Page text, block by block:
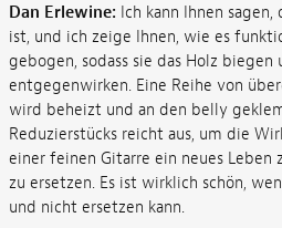
Dan Erlewine: Ich kann Ihnen sagen,
ist, und ich zeige Ihnen, wie es
gebogen, sodass sie das Holz
entgegenwirken. Eine Reihe von
wird beheizt und an den belly
Reduzierstücks reicht aus, um die
einer feinen Gitarre ein neues Leben
zu ersetzen. Es ist wirklich schön,
und nicht ersetzen kann.